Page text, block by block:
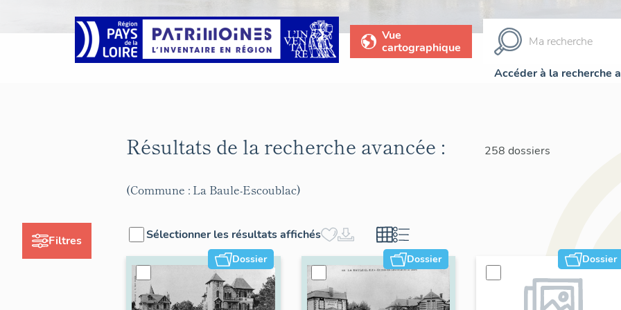
Vue
cartographique
Accéder à la recherche
Filtres
Résultats de la recherche avancée : 258 dossiers
(Commune : La Baule-Escoublac)
Sélectionner les résultats affichés
Dossier Dossier Dossier